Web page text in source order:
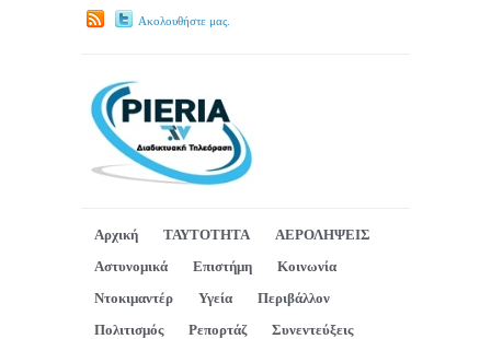
Ακολουθήστε μας.
Αρχική ΤΑΥΤΟΤΗΤΑ
ΑΕΡΟΛΗΨΕΙΣ
Αστυνομικά
Επιστήμη
Κοινωνία
Ντοκιμαντέρ
Υγεία
Περιβάλλον
Πολιτισμός
Ρεπορτάζ
Συνεντεύξεις